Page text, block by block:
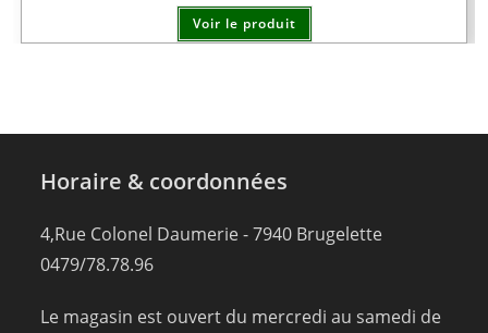
Voir le produit
Horaire & coordonnées
4,Rue Colonel Daumerie - 7940 Brugelette
0479/78.78.96
Le magasin est ouvert du mercredi au samedi de